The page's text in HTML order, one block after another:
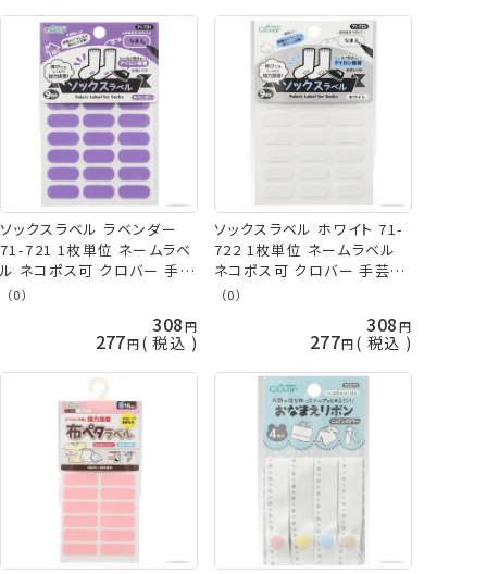
ソックスラベル ラベンダー
71-721 1枚単位 ネームラベ
ル ネコポス可 クロバー 手芸
の山久
（0）
308
277 税込
ソックスラベル ホワイト 71-
722 1枚単位 ネームラベル
ネコポス可 クロバー 手芸の
山久
（0）
308
277 税込